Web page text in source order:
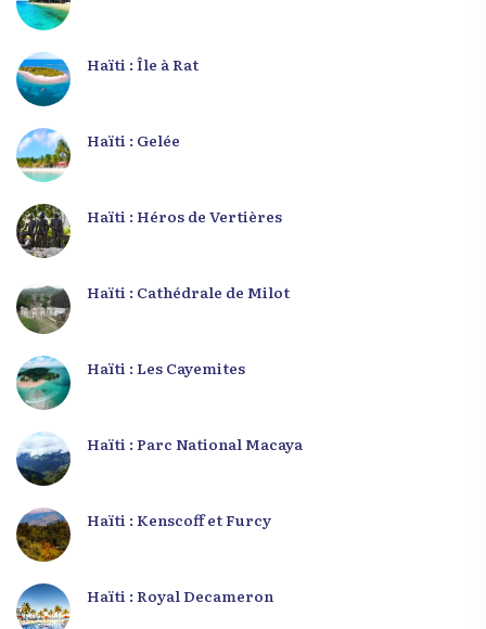
Haïti : Île à Rat
Haïti : Gelée
Haïti : Héros de Vertières
Haïti : Cathédrale de Milot
Haïti : Les Cayemites
Haïti : Parc National Macaya
Haïti : Kenscoff et Furcy
Haïti : Royal Decameron